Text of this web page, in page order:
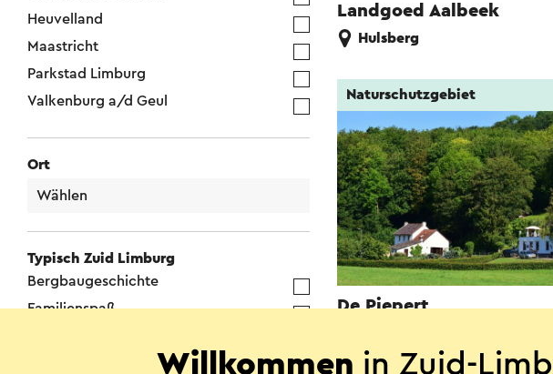
Heuvelland
Maastricht
Parkstad Limburg
Valkenburg a/d Geul
Ort
Typisch Zuid Limburg
Bergbaugeschichte
Familienspaß
Landgoed Aalbeek
Hulsberg
De Piepert
Naturschutzgebiet
Willkommen in Zuid-